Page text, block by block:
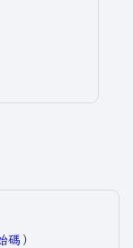
碼 ）​